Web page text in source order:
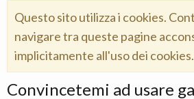
Questo sito utilizza i cookies.
navigare tra queste pagine
implicitamente all'uso dei cookies.
Convincetemi ad usare